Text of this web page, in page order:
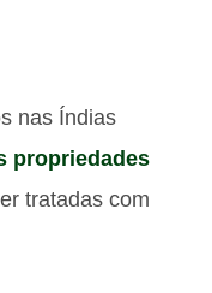
nas Índias
propriedades
tratadas com